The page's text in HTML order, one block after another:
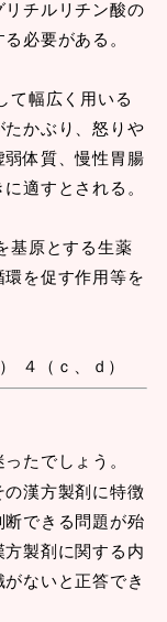
チルリチン酸の
必要がある。
て幅広く用いる
かぶり、怒りや
体質、慢性胃腸
適すとされる。
基原とする生薬
を促す作用等を
４（ｃ、ｄ）
たでしょう。
漢方製剤に特徴
できる問題が殆
製剤に関する内
ないと正答でき